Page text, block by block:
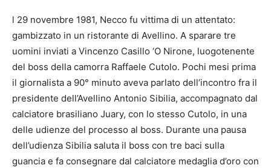
l 29 novembre 1981, Necco fu vittima di un attentato:
gambizzato in un ristorante di Avellino. A sparare tre
uomini inviati a Vincenzo Casillo ‘O Nirone, luogotenente
del boss della camorra Raffaele Cutolo. Pochi mesi prima
il giornalista a 90° minuto aveva parlato dell’incontro fra il
presidente dell’Avellino Antonio Sibilia, accompagnato dal
calciatore brasiliano Juary, con lo stesso Cutolo, in una
delle udienze del processo al boss. Durante una pausa
dell’udienza Sibilia saluta il boss con tre baci sulla
guancia e fa consegnare dal calciatore medaglia d’oro con